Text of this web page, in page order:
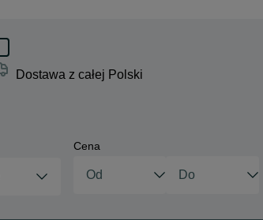
Dostawa z całej Polski
Cena